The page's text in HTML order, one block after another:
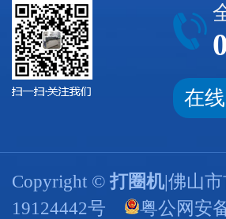
在
Copyright © 打圈机|佛山
19124442号
粤公网安